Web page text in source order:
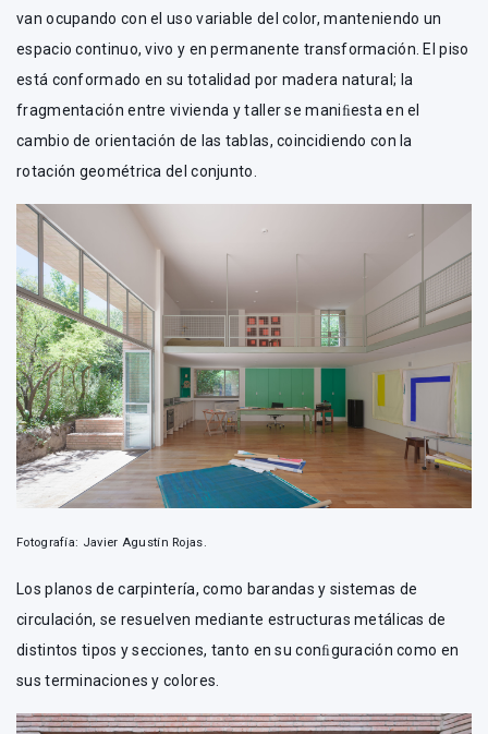
van ocupando con el uso variable del color, manteniendo un
espacio continuo, vivo y en permanente transformación. El piso
está conformado en su totalidad por madera natural; la
fragmentación entre vivienda y taller se maniﬁesta en el
cambio de orientación de las tablas, coincidiendo con la
rotación geométrica del conjunto.
Fotografía: Javier Agustín Rojas.
Los planos de carpintería, como barandas y sistemas de
circulación, se resuelven mediante estructuras metálicas de
distintos tipos y secciones, tanto en su conﬁguración como en
sus terminaciones y colores.